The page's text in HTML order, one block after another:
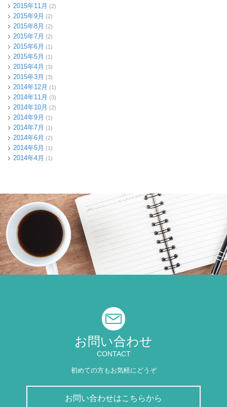
2015年11月 (2)
2015年9月 (2)
2015年8月 (2)
2015年7月 (2)
2015年6月 (1)
2015年5月 (1)
2015年4月 (3)
2015年3月 (3)
2014年12月 (1)
2014年11月 (3)
2014年10月 (2)
2014年9月 (1)
2014年7月 (1)
2014年6月 (2)
2014年5月 (1)
2014年4月 (1)
お問い合わせ
CONTACT
初めての方もお気軽にどうぞ
お問い合わせはこちらから